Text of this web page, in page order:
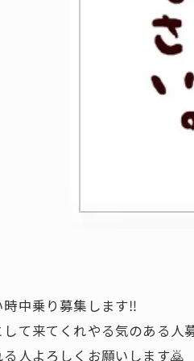
中乗り募集します‼️
して来てくれやる気のある人
人よろしくお願いします🙇